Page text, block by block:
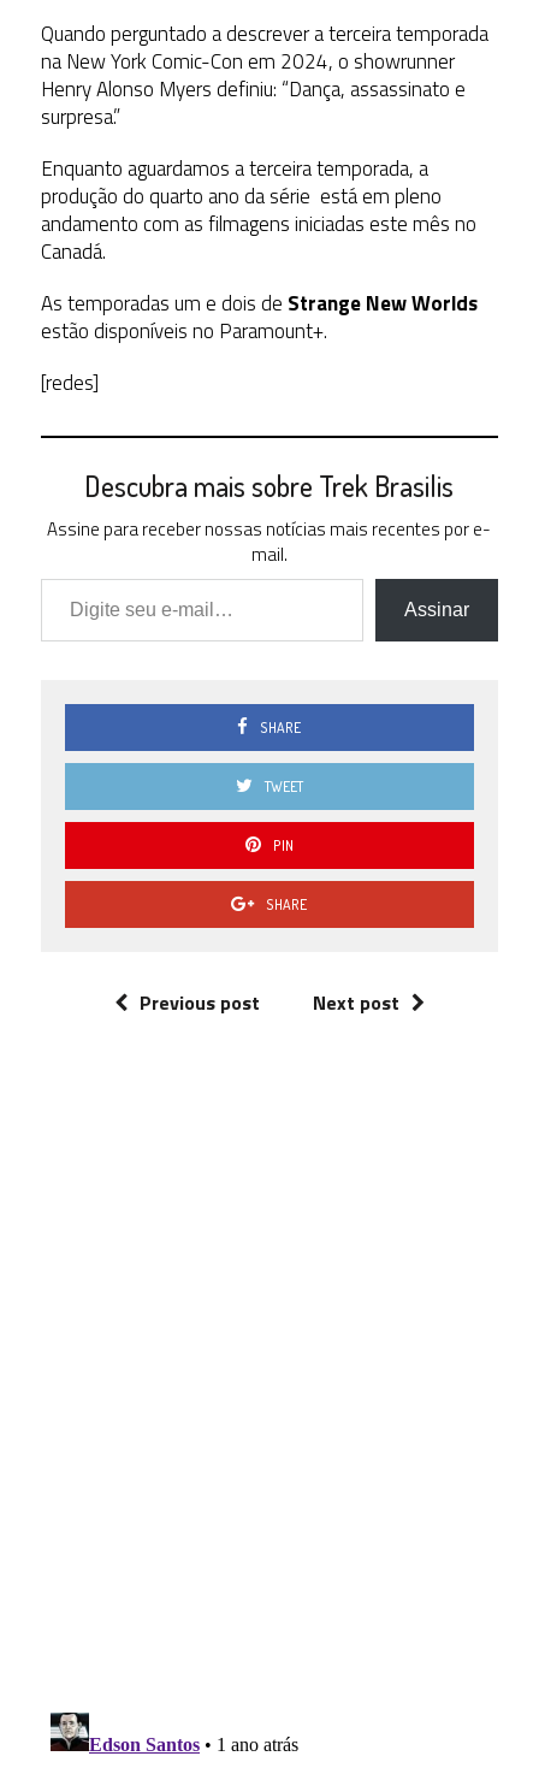
Quando perguntado a descrever a terceira temporada
na New York Comic-Con em 2024, o showrunner
Henry Alonso Myers definiu: “Dança, assassinato e
surpresa.”
Enquanto aguardamos a terceira temporada, a
produção do quarto ano da série está em pleno
andamento com as filmagens iniciadas este mês no
Canadá.
As temporadas um e dois de Strange New Worlds
estão disponíveis no Paramount+.
[redes]
Descubra mais sobre Trek Brasilis
Assine para receber nossas notícias mais recentes por e-
mail.
Digite seu e-mail…
Assinar
SHARE
TWEET
PIN
SHARE
Previous post Next post